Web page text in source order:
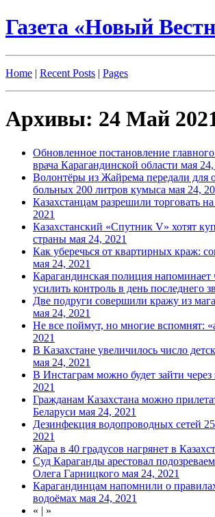
Газета «Новый
Home | Recent Posts | Pages
Архивы: 24 Май
Обновленное постановление
врача Карагандинской области мая 24,
Волонтёры из Жайрема передали для
больных 200 литров кумыса мая 24,
Казахстанцам разрешили торговать
2021
Казахстанский «Спутник V» хотят
страны мая 24, 2021
Как уберечься от квартирных краж:
мая 24, 2021
Карагандинская полиция
усилить контроль в день последнего
Две подруги совершили кражу из
мая 24, 2021
Не все поймут, но многие вспомнят:
2021
В Казахстане увеличилось число
мая 24, 2021
В Инстаграм можно будет зайти через
2021
Гражданам Казахстана можно
Беларуси мая 24, 2021
Дезинфекция водопроводных сетей
2021
Жара в 40 градусов нагрянет в
Суд Караганды арестовал
Олега Гарницкого мая 24, 2021
Карагандинцам напомнили о
водоёмах мая 24, 2021
« | »